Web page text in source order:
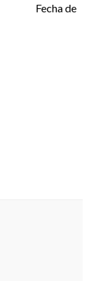
Fecha de